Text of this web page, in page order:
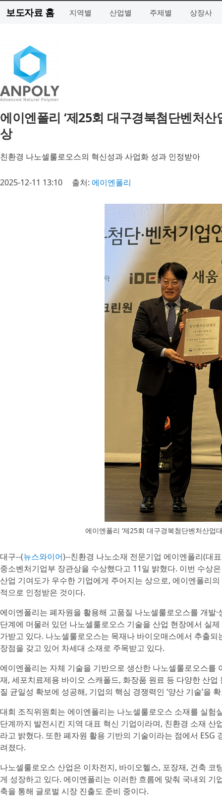
보도자료 홈 지역별 산업별 주제별 상장사
에이엔폴리 ‘제25회 대구경북첨단벤처
상
친환경 나노셀룰로오스의 혁신성과 사업화 성과 인정받아
2025-12-11 13:10 출처: 에이엔폴리
에이엔폴리 ‘제25회 대구경북첨단벤처산업
대구--(뉴스와이어)--친환경 나노소재 전문기업 에이엔폴리(대
중소벤처기업부 장관상을 수상했다고 11일 밝혔다. 이번 수상
산업 기여도가 우수한 기업에게 주어지는 상으로, 에이엔폴리
적으로 인정받은 것이다.
에이엔폴리는 폐자원을 활용해 고품질 나노셀룰로오스를 개발
단계에 머물러 있던 나노셀룰로오스 기술을 산업 현장에서 실
가받고 있다. 나노셀룰로오스는 목재나 바이오매스에서 추출되
장점을 갖고 있어 차세대 소재로 주목받고 있다.
에이엔폴리는 자체 기술을 기반으로 생산한 나노셀룰로오스
재, 세포치료제용 바이오 스캐폴드, 화장품 원료 등 다양한 산
질 균일성 확보에 성공해, 기업의 핵심 경쟁력인 ‘양산 기술’을
대회 조직위원회는 에이엔폴리는 나노셀룰로오스 소재를 실험
단계까지 발전시킨 지역 대표 혁신 기업이라며, 친환경 소재
라고 밝혔다. 또한 폐자원 활용 기반의 기술이라는 점에서
려졌다.
나노셀룰로오스 산업은 이차전지, 바이오헬스, 포장재, 건축
게 성장하고 있다. 에이엔폴리는 이러한 흐름에 맞춰 국내외
축을 통해 글로벌 시장 진출도 준비 중이다.